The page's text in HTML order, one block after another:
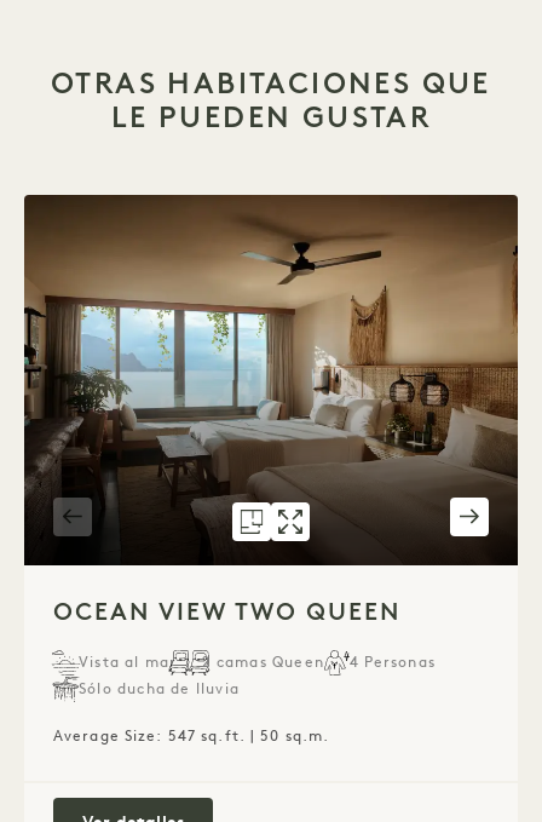
OTRAS HABITACIONES QUE
LE PUEDEN GUSTAR
PLANO 794 OCEAN VIEW TWO
GALERÍA 794 OCEAN VIEW
OCEAN VIEW TWO QUEEN
Vista al mar 2 camas Queen
4 Personas
Sólo ducha de lluvia
Average Size: 547 sq.ft. | 50 sq.m.